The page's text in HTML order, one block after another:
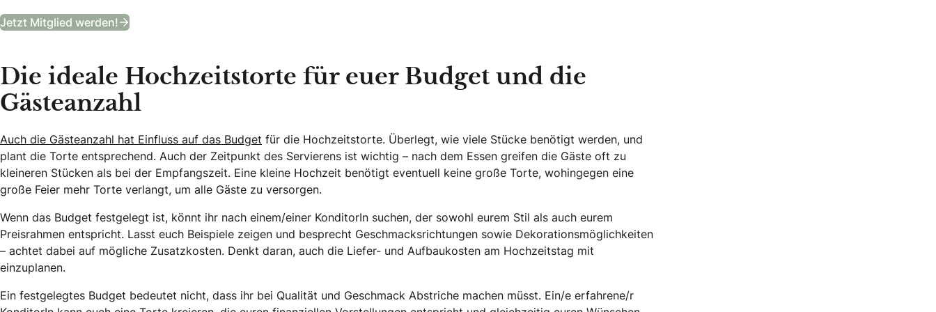
Jetzt Mitglied werden!
Die ideale Hochzeitstorte für euer Budget und die
Gästeanzahl
Auch die Gästeanzahl hat Einfluss auf das Budget für die Hochzeitstorte. Überlegt, wie viele Stücke benötigt werden, und
plant die Torte entsprechend. Auch der Zeitpunkt des Servierens ist wichtig – nach dem Essen greifen die Gäste oft zu
kleineren Stücken als bei der Empfangszeit. Eine kleine Hochzeit benötigt eventuell keine große Torte, wohingegen eine
große Feier mehr Torte verlangt, um alle Gäste zu versorgen.
Wenn das Budget festgelegt ist, könnt ihr nach einem/einer KonditorIn suchen, der sowohl eurem Stil als auch eurem
Preisrahmen entspricht. Lasst euch Beispiele zeigen und besprecht Geschmacksrichtungen sowie Dekorationsmöglichkeiten
– achtet dabei auf mögliche Zusatzkosten. Denkt daran, auch die Liefer- und Aufbaukosten am Hochzeitstag mit
einzuplanen.
Ein festgelegtes Budget bedeutet nicht, dass ihr bei Qualität und Geschmack Abstriche machen müsst. Ein/e erfahrene/r